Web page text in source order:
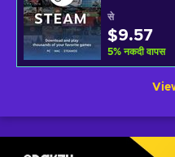
से
$9.57
5% नकदी वापस